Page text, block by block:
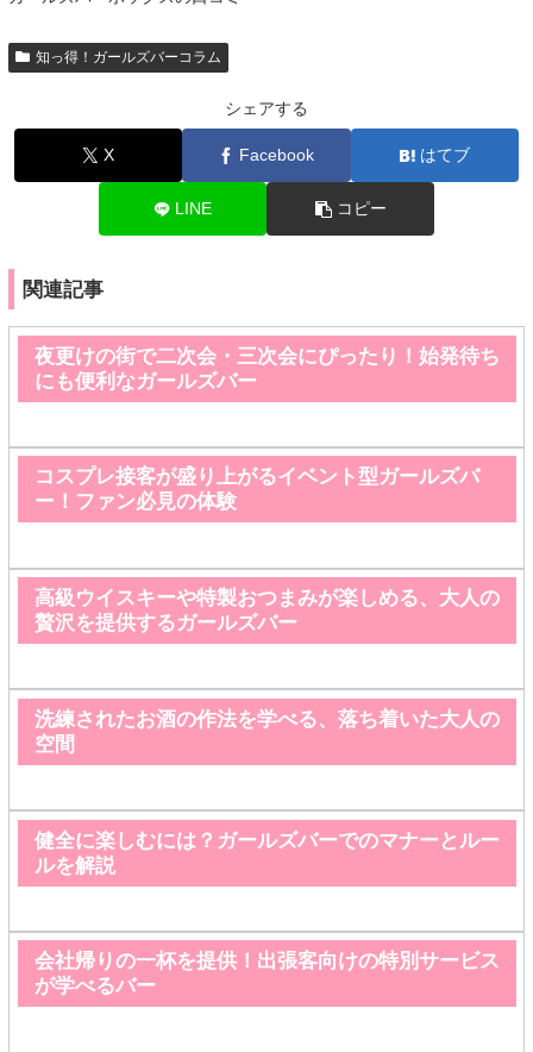
知っ得！ガールズバーコラム
シェアする
X Facebook はてブ
LINE コピー
関連記事
夜更けの街で二次会・三次会にぴったり！始発待ち
にも便利なガールズバー
コスプレ接客が盛り上がるイベント型ガールズバ
ー！ファン必見の体験
高級ウイスキーや特製おつまみが楽しめる、大人の
贅沢を提供するガールズバー
洗練されたお酒の作法を学べる、落ち着いた大人の
空間
健全に楽しむには？ガールズバーでのマナーとルー
ルを解説
会社帰りの一杯を提供！出張客向けの特別サービス
が学べるバー